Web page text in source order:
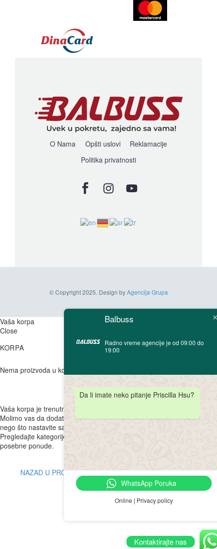
O Nama Opšti uslovi
Reklamacije
Politika privatnosti
© Copyright 2025. Design byAgencija Grupa
Balbuss
Radno vreme agencije je od 09:00 do
19:00
Da li imate neko pitanje Priscilla Hsu?
WhatsApp Poruka
Online | Privacy policy
Kontaktirajte nas
Vaša korpa
Close
KORPA
Nema proizvoda u korpi.
Vaša korpa je trenutno prazna.
Molimo vas da dodate nekoliko proizvoda u korpu za kupovinu pre
nego što nastavite sa plaćanjem.
Pregledajte kategorije naše prodavnice da biste otkrili nove proizvode i
posebne ponude.
NAZAD U PRODAVNICU